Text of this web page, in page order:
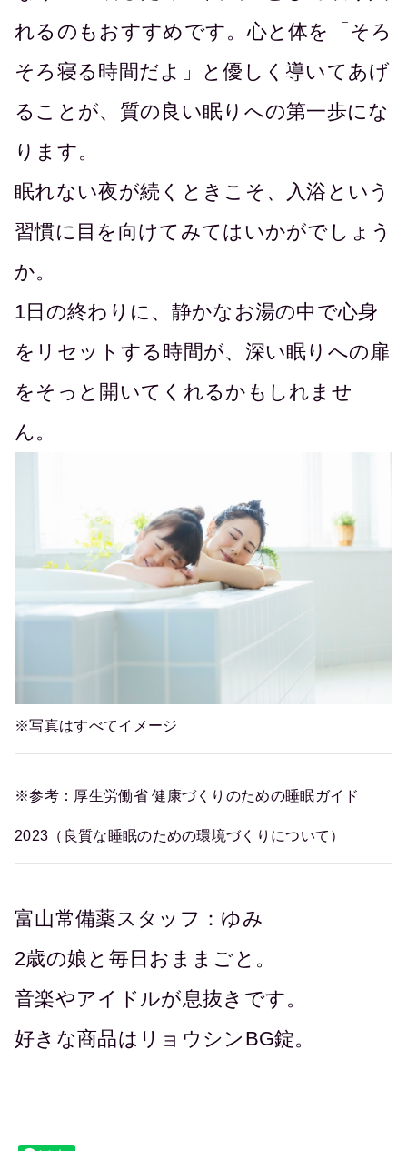
れるのもおすすめです。心と体を「そろ
そろ寝る時間だよ」と優しく導いてあげ
ることが、質の良い眠りへの第一歩にな
ります。
眠れない夜が続くときこそ、入浴という
習慣に目を向けてみてはいかがでしょう
か。
1日の終わりに、静かなお湯の中で心身
をリセットする時間が、深い眠りへの扉
をそっと開いてくれるかもしれませ
ん。
※写真はすべてイメージ
※参考：厚生労働省 健康づくりのための睡眠ガイド
2023（良質な睡眠のための環境づくりについて）
富山常備薬スタッフ：ゆみ
2歳の娘と毎日おままごと。
音楽やアイドルが息抜きです。
好きな商品はリョウシンBG錠。